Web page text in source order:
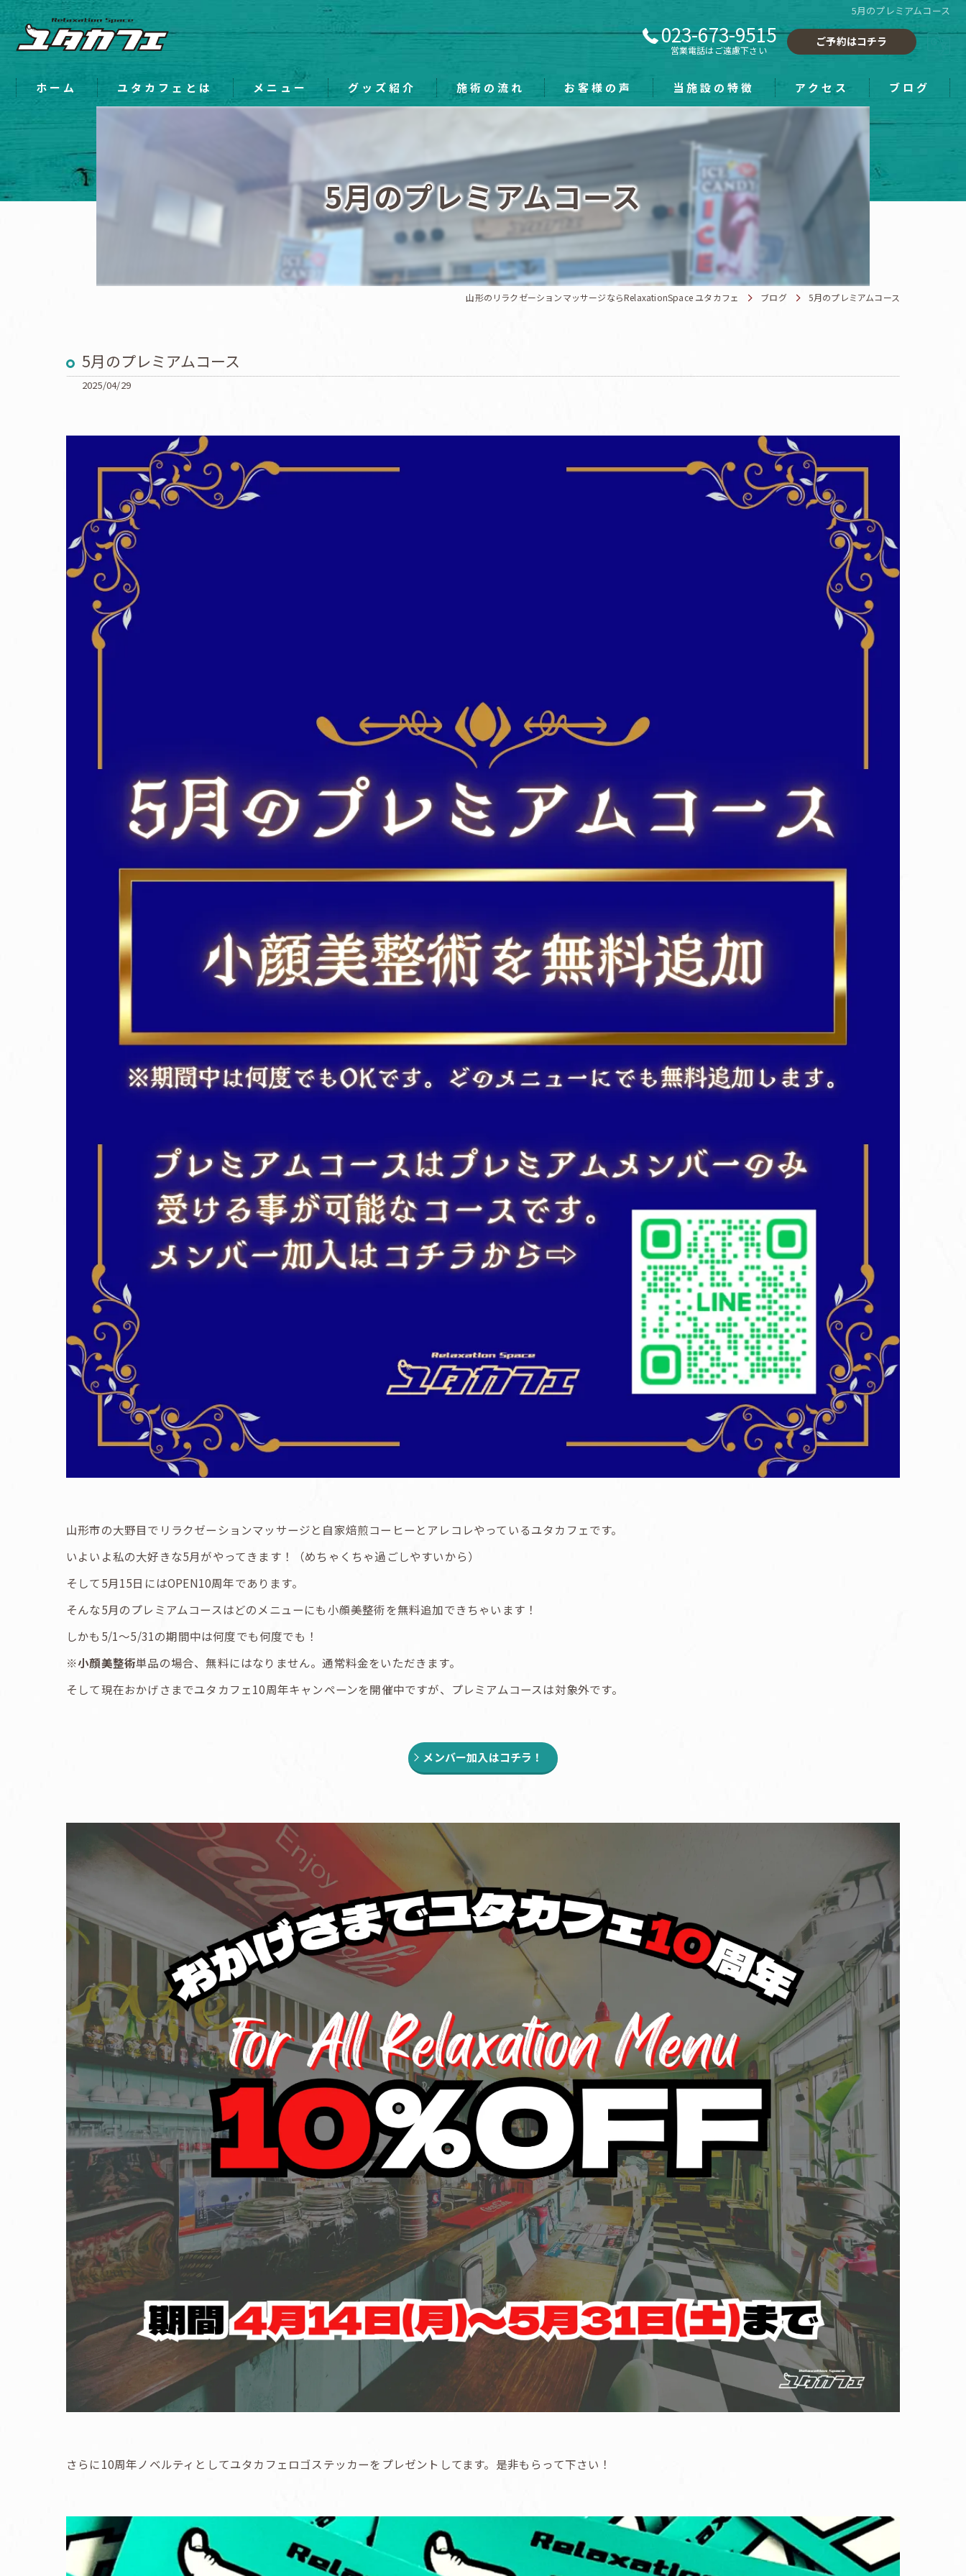
5月のプレミアムコース
023-673-9515
営業電話はご遠慮下さい
ご予約はコチラ
ホーム ユタカフェとは メニュー グッズ紹介 施術の流れ お客様の声 当施設の特徴
手もみ
ホワイトニング
雑貨
アクセス ブログ
5月のプレミアムコース
山形のリラクゼーションマッサージならRelaxationSpace ユタカフェ ブログ 5月のプレミアムコース
5月のプレミアムコース
2025/04/29
山形市の大野目でリラクゼーションマッサージと自家焙煎コーヒーとアレコレやっているユタカフェです。
いよいよ私の大好きな5月がやってきます！（めちゃくちゃ過ごしやすいから）
そして5月15日にはOPEN10周年であります。
そんな5月のプレミアムコースはどのメニューにも小顔美整術を無料追加できちゃいます！
しかも5/1〜5/31の期間中は何度でも何度でも！
※小顔美整術単品の場合、無料にはなりません。通常料金をいただきます。
そして現在おかげさまでユタカフェ10周年キャンペーンを開催中ですが、プレミアムコースは対象外です。
メンバー加入はコチラ！
さらに10周年ノベルティとしてユタカフェロゴステッカーをプレゼントしてます。是非もらって下さい！